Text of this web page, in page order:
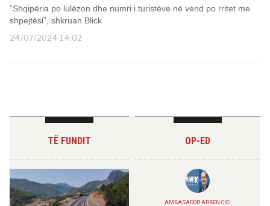
“Shqipëria po lulëzon dhe numri i turistëve në vend po rritet me
shpejtësi”, shkruan Blick
24/07/2024 14:02
TË FUNDIT OP-ED
AMBASADOR ARBEN CICI